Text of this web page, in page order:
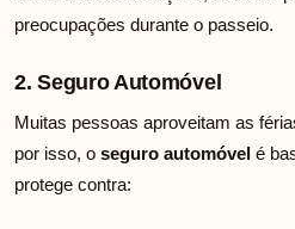
preocupações durante o passeio.
2. Seguro Automóvel
Muitas pessoas aproveitam as
por isso, o seguro automóvel é
protege contra: